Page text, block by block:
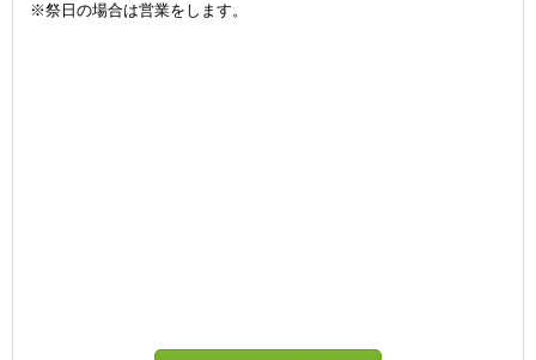
※祭日の場合は営業をします。